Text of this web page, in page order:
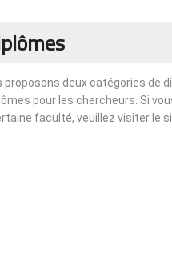
deux catégories de
pour les chercheurs. Si
faculté, veuillez visiter le